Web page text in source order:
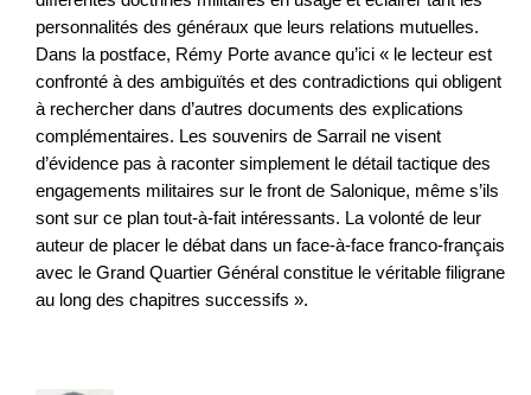
personnalités des généraux que leurs relations mutuelles.
Dans la postface, Rémy Porte avance qu’ici « le lecteur est
confronté à des ambiguïtés et des contradictions qui obligent
à rechercher dans d’autres documents des explications
complémentaires. Les souvenirs de Sarrail ne visent
d’évidence pas à raconter simplement le détail tactique des
engagements militaires sur le front de Salonique, même s’ils
sont sur ce plan tout-à-fait intéressants. La volonté de leur
auteur de placer le débat dans un face-à-face franco-français
avec le Grand Quartier Général constitue le véritable filigrane
au long des chapitres successifs ».